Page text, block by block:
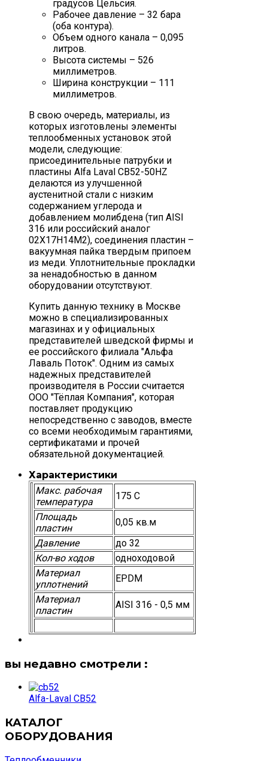
градусов Цельсия.
Рабочее давление – 32 бара
(оба контура).
Объем одного канала – 0,095
литров.
Высота системы – 526
миллиметров.
Ширина конструкции – 111
миллиметров.
В свою очередь, материалы, из
которых изготовлены элементы
теплообменных установок этой
модели, следующие:
присоединительные патрубки и
пластины Alfa Laval CB52-50HZ
делаются из улучшенной
аустенитной стали с низким
содержанием углерода и
добавлением молибдена (тип AISI
316 или российский аналог
02Х17Н14М2), соединения пластин –
вакуумная пайка твердым припоем
из меди. Уплотнительные прокладки
за ненадобностью в данном
оборудовании отсутствуют.
Купить данную технику в Москве
можно в специализированных
магазинах и у официальных
представителей шведской фирмы и
ее российского филиала "Альфа
Лаваль Поток". Одним из самых
надежных представителей
производителя в России считается
ООО "Тёплая Компания", которая
поставляет продукцию
непосредственно с заводов, вместе
со всеми необходимым гарантиями,
сертификатами и прочей
обязательной документацией.
Характеристики
Макс. рабочая
температура
175 С
Площадь
пластин
0,05 кв.м
Давление
до 32
Кол-во ходов
одноходовой
Материал
уплотнений
EPDM
Материал
пластин
AISI 316 - 0,5 мм
вы недавно смотрели :
Alfa-Laval CB52
КАТАЛОГ
ОБОРУДОВАНИЯ